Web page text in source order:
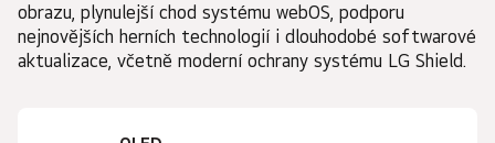
obrazu, plynulejší chod systému webOS, podporu
nejnovějších herních technologií i dlouhodobé softwarové
aktualizace, včetně moderní ochrany systému LG Shield.